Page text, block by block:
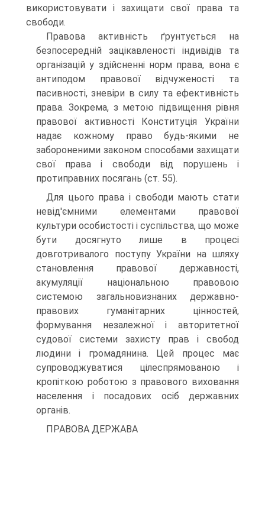
використовувати і захищати свої права та
свободи.
Правова активність ґрунтується на
безпосередній зацікавленості індивідів та
організацій у здійсненні норм права, вона є
антиподом правової відчуженості та
пасивності, зневіри в силу та ефективність
права. Зокрема, з метою підвищення рівня
правової активності Конституція України
надає кожному право будь-якими не
забороненими законом способами захищати
свої права і свободи від порушень і
протиправних посягань (ст. 55).
Для цього права і свободи мають стати
невід'ємними елементами правової
культури особистості і суспільства, що може
бути досягнуто лише в процесі
довготривалого поступу України на шляху
становлення правової державності,
акумуляції національною правовою
системою загальновизнаних державно-
правових гуманітарних цінностей,
формування незалежної і авторитетної
судової системи захисту прав і свобод
людини і громадянина. Цей процес має
супроводжуватися цілеспрямованою і
кропіткою роботою з правового виховання
населення і посадових осіб державних
органів.
ПРАВОВА ДЕРЖАВА